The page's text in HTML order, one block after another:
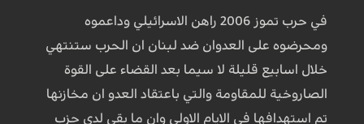
في حرب تموز 2006 راهن الاسرائيلي وداعموه
ومحرضوه على العدوان ضد لبنان ان الحرب ستنتهي
خلال اسابيع قليلة لا سيما بعد القضاء على القوة
الصاروخية للمقاومة والتي باعتقاد العدو ان مخازنها
تم استهدافها في الايام الاولى وان ما بقي لدى حزب